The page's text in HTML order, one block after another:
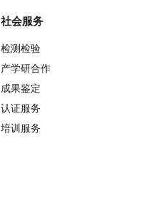
社会服务
检测检验
产学研合作
成果鉴定
认证服务
培训服务